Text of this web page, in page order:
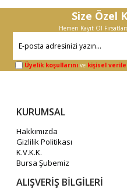
Size Özel
Hemen Kayıt Ol
Üyelik koşullarını ve kişisel
KURUMSAL
Hakkımızda
Gizlilik Politikası
K.V.K.K.
Bursa Şubemiz
ALIŞVERİŞ BİLGİLERİ